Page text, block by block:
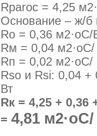
Rparoc = 4,25
Основание – ж/б
Rо = 0,36 м2·оС/
Rм = 0,04 м2·оС/
Rп = 0,02 м2·оС/
Rso и Rsi: 0,04
Вт
Rк = 4,25 + 0,36
= 4,81